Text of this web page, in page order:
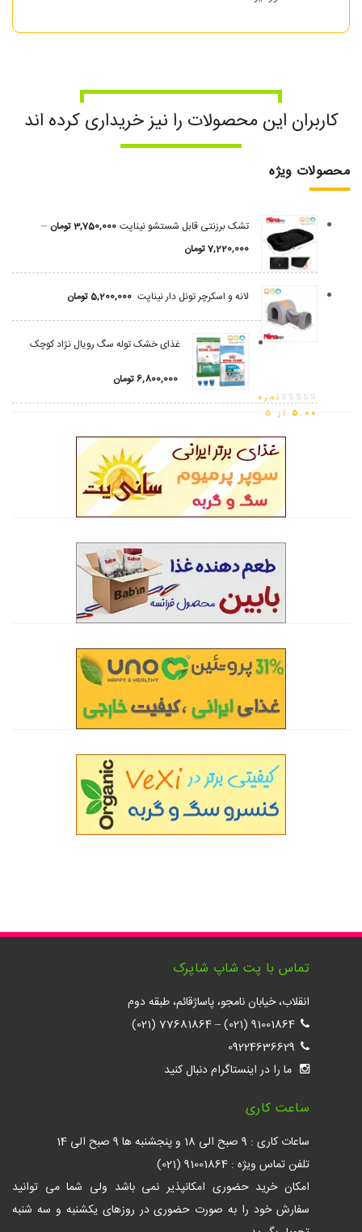
کاربران این محصولات را نیز خریداری کرده اند
محصولات ویژه
تشک برزنتی قابل شستشو نیناپت 3,750,000تومان –
7,220,000تومان
لانه و اسکرچر تونل دار نیناپت 5,200,000تومان
غذای خشک توله سگ رویال نژاد کوچک
نمره
5.00 از 5
6,800,000تومان
تماس با پت شاپ شاپرک
انقلاب، خیابان نامجو، پاساژقائم، طبقه دوم
91001864 (021)
–
77681864 (021)
09224636629
ما را در اینستاگرام دنبال کنید
ساعت کاری
ساعات کاری : 9 صبح الی 18 و پنجشنبه ها 9 صبح الی 14
تلفن تماس ویژه : 91001864 (021)
امکان خرید حضوری امکانپذیر نمی باشد ولی شما می توانید
سفارش خود را به صورت حضوری در روزهای یکشنبه و سه شنبه